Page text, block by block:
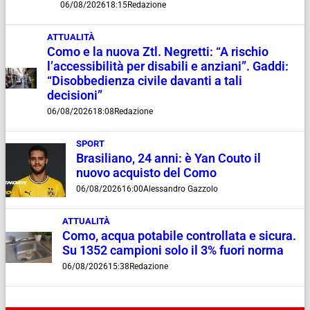
06/08/202618:15Redazione
ATTUALITÀ
Como e la nuova Ztl. Negretti: “A rischio
l’accessibilità per disabili e anziani”. Gaddi:
“Disobbedienza civile davanti a tali
decisioni”
06/08/202618:08 Redazione
SPORT
Brasiliano, 24 anni: è Yan Couto il
nuovo acquisto del Como
06/08/202616:00Alessandro Gazzolo
ATTUALITÀ
Como, acqua potabile controllata e sicura.
Su 1352 campioni solo il 3% fuori norma
06/08/202615:38 Redazione